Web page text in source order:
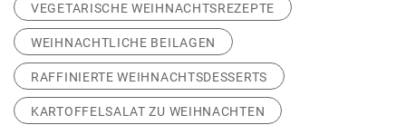
VEGETARISCHE WEIHNACHTSREZEPTE
WEIHNACHTLICHE BEILAGEN
RAFFINIERTE WEIHNACHTSDESSERTS
KARTOFFELSALAT ZU WEIHNACHTEN